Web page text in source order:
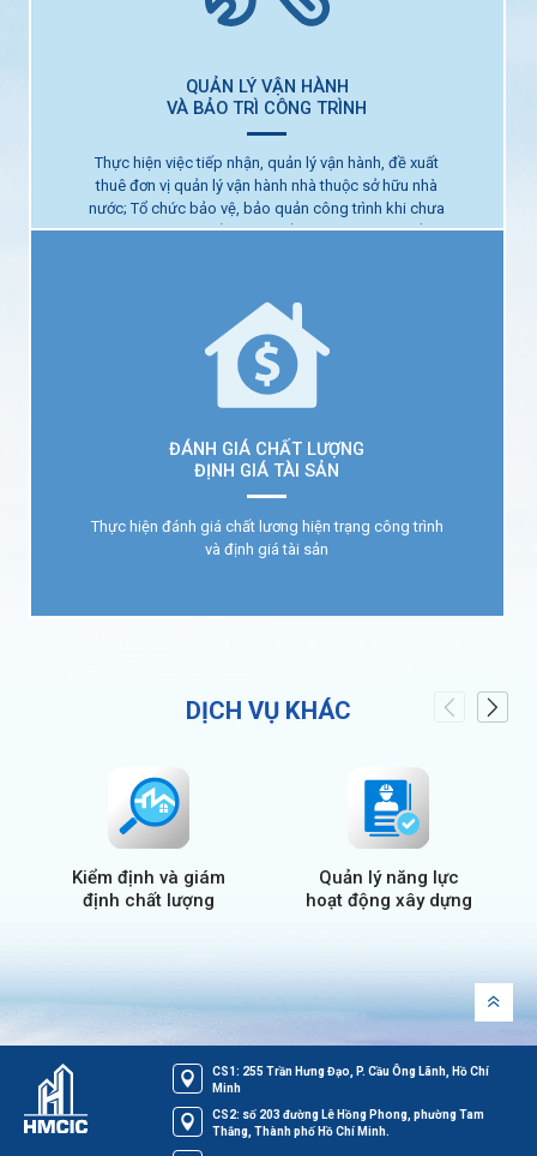
QUẢN LÝ VẬN HÀNH
VÀ BẢO TRÌ CÔNG TRÌNH
QUẢN LÝ VẬN HÀNH
VÀ BẢO TRÌ CÔNG TRÌNH
Thực hiện việc tiếp nhận, quản lý vận hành, đề xuất
thuê đơn vị quản lý vận hành nhà thuộc sở hữu nhà
nước; Tổ chức bảo vệ, bảo quản công trình khi chưa
có người thuê; quản lý hợp đồng thuê nhà, thu tiền
tra định kỳ công trình, ghi nhận hư hỏng, lập hồ sơ
sửa chữa nhà thuộc sở hữu nhà nước; Thực hiện
công tác lập kế hoạch và tổ chức thực hiện công
tác sửa chữa, bảo trì nhà thuộc sở hữu nhà nước; Tư
vấn về quy trình bảo trì công trình xây dựng cho các
tổ chức và cá nhân; Tư vấn đấu thầu;
ĐÁNH GIÁ CHẤT LƯỢNG
ĐÁNH GIÁ CHẤT LƯỢNG
ĐỊNH GIÁ TÀI SẢN
Thực hiện đánh giá chất lương hiện trạng công trình
và định giá tài sản
DỊCH VỤ KHÁC
Kiểm định và giám
định chất lượng
Quản lý năng lực
hoạt động xây dựng
CS1: 255 Trần Hưng Đạo, P. Cầu Ông Lãnh, Hồ Chí
Minh
CS2: số 203 đường Lê Hồng Phong, phường Tam
Thắng, Thành phố Hồ Chí Minh.